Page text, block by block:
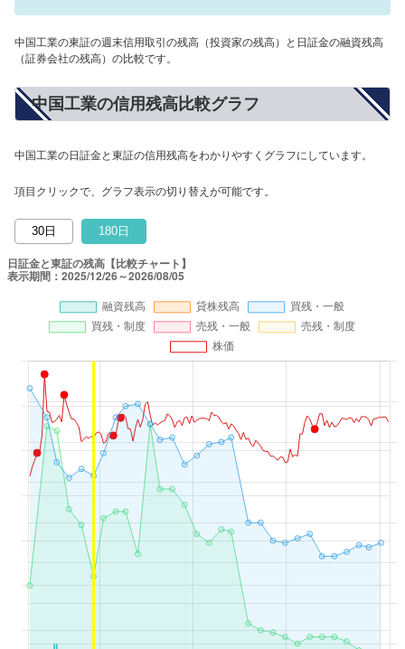
中国工業の東証の週末信用取引の残高（投資家の残高）と日証金の融資残高
（証券会社の残高）の比較です。
中国工業の信用残高比較グラフ
中国工業の日証金と東証の信用残高をわかりやすくグラフにしています。
項目クリックで、グラフ表示の切り替えが可能です。
30日 180日